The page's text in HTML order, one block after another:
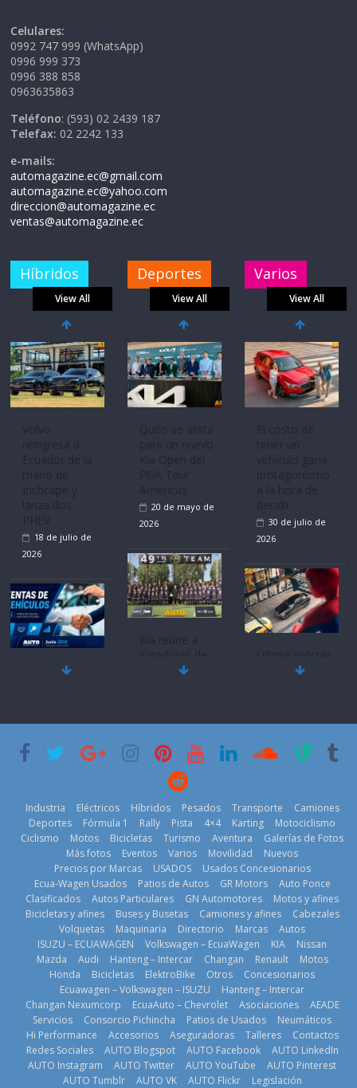
Celulares:
0992 747 999 (WhatsApp)
0996 999 373
0996 388 858
0963635863
Teléfono: (593) 02 2439 187
Telefax: 02 2242 133
e-mails:
automagazine.ec@gmail.com
automagazine.ec@yahoo.com
direccion@automagazine.ec
ventas@automagazine.ec
Híbridos
View All
Volvo
reingresa a
Ecuador de la
mano de
Inchcape y
lanza dos
PHEV
18 de julio de
2026
Mercado
historia
11 de julio de
BMW, Toyota,
Bosch y
prueban flota
que usa
gasolina 100%
renovable
25 de julio de
2026
Deportes
View All
Quito se alista
para un nuevo
Kia Open del
PGA Tour
Americas
20 de mayo de
2026
Kia reúne a
jugadores de
fútbol de todo
2026
La Vuelta al
Ecuador 2026,
edición 47ª,
recorre 7
provincias en 8
días
1 de agosto de
2026
Varios
View All
El costo de
tener un
vehículo gana
protagonismo
a la hora de
decidir
30 de julio de
2026
Ultima película
‘Spider‑Man:
29 de julio de
¿Qué puede
pasar con tu
vehículo si
permanece
varios días sin
usar?
3 de agosto de
2026
Industria Eléctricos Híbridos Pesados Transporte
Camiones
Deportes
Fórmula 1 Rally Pista 4×4 Karting
Motociclismo
Ciclismo
Motos Bicicletas Turismo Aventura
Galerías de Fotos
Más fotos
Eventos Varios Movilidad
Nuevos
Precios por Marcas
USADOS
Usados Concesionarios
Ecua-Wagen Usados
Patios de Autos GR Motors
Auto Ponce
Clasificados
Autos Particulares GN Automotores
Motos y afines
Bicicletas y afines
Buses y Busetas Camiones y afines
Cabezales
Volquetas
Maquinaria Directorio Marcas
Autos
ISUZU – ECUAWAGEN
Volkswagen – EcuaWagen KIA
Nissan
Mazda
Audi Hanteng – Intercar Changan Renault
Motos
Honda
Bicicletas ElektroBike Otros
Concesionarios
Ecuawagen – Volkswagen – ISUZU
Hanteng – Intercar
Changan Nexumcorp
EcuaAuto – Chevrolet Asociaciones
AEADE
Servicios
Consorcio Pichincha Patios de Usados
Neumáticos
Hi Performance
Accesorios Aseguradoras Talleres
Contactos
Redes Sociales
AUTO Blogspot AUTO Facebook
AUTO LinkedIn
AUTO Instagram
AUTO Twitter AUTO YouTube
AUTO Pinterest
AUTO Tumblr
AUTO VK AUTO Flickr Legislación